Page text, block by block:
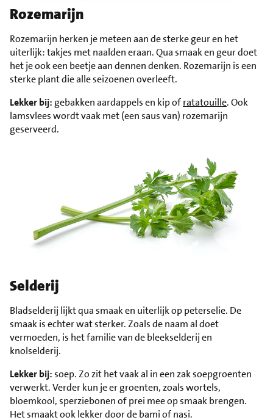
Rozemarijn
Rozemarijn herken je meteen aan de sterke geur en het
uiterlijk: takjes met naalden eraan. Qua smaak en geur doet
het je ook een beetje aan dennen denken. Rozemarijn is een
sterke plant die alle seizoenen overleeft.
Lekker bij: gebakken aardappels en kip ofratatouille. Ook
lamsvlees wordt vaak met (een saus van) rozemarijn
geserveerd.
Selderij
Bladselderij lijkt qua smaak en uiterlijk op peterselie. De
smaak is echter wat sterker. Zoals de naam al doet
vermoeden, is het familie van de bleekselderij en
knolselderij.
Lekker bij:soep. Zo zit het vaak al in een zak soepgroenten
verwerkt. Verder kun je er groenten, zoals wortels,
bloemkool, sperziebonen of prei mee op smaak brengen.
Het smaakt ook lekker door de bami of nasi.